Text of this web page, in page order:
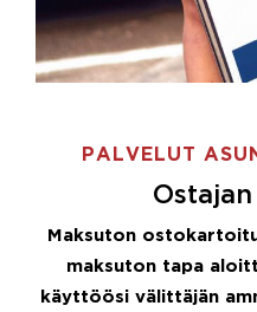
PALVELUT
Maksuton
maksuton tapa
käyttöösi välittäjän